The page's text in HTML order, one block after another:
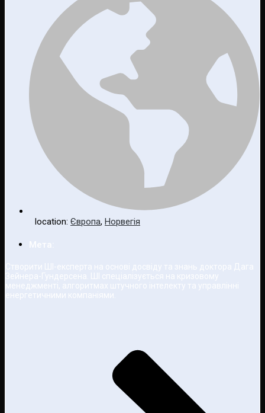
location: Європа, Норвегія
Мета:
Створити ШІ-експерта на основі досвіду та знань доктора Дага
Зейнера-Гундерсена. ШІ спеціалізується на кризовому
менеджменті, алгоритмах штучного інтелекту та управлінні
енергетичними компаніями.